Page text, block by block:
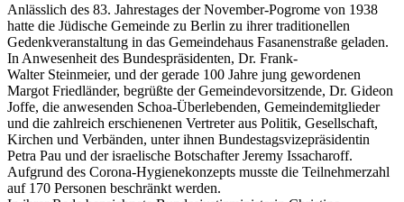
Anlässlich des 83. Jahrestages der November-Pogrome von 1938
hatte die Jüdische Gemeinde zu Berlin zu ihrer traditionellen
Gedenkveranstaltung in das Gemeindehaus Fasanenstraße geladen.
In Anwesenheit des Bundespräsidenten, Dr. Frank-
Walter Steinmeier, und der gerade 100 Jahre jung gewordenen
Margot Friedländer, begrüßte der Gemeindevorsitzende, Dr. Gideon
Joffe, die anwesenden Schoa-Überlebenden, Gemeindemitglieder
und die zahlreich erschienenen Vertreter aus Politik, Gesellschaft,
Kirchen und Verbänden, unter ihnen Bundestagsvizepräsidentin
Petra Pau und der israelische Botschafter Jeremy Issacharoff.
Aufgrund des Corona-Hygienekonzepts musste die Teilnehmerzahl
auf 170 Personen beschränkt werden.